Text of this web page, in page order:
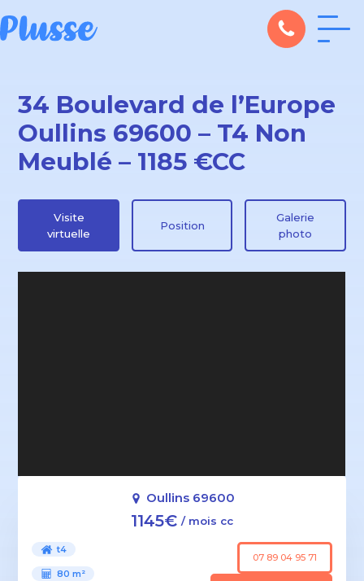
34 Boulevard de l’Europe
Oullins 69600 – T4 Non
Meublé – 1185 €CC
Visite
virtuelle
Position
Galerie
photo
Oullins 69600
1145€ / mois cc
t4
80 m²
07 89 04 95 71